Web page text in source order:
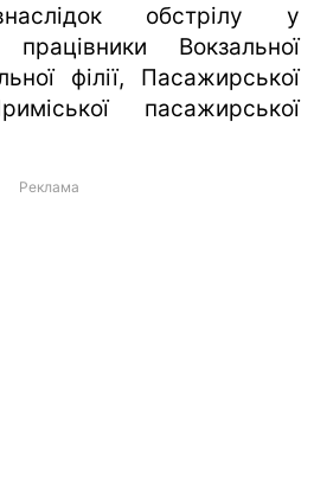
обстрілу у
Вокзальної
філії, Пасажирської
пасажирської
Реклама